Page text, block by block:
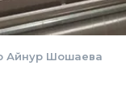
Айнур Шошаева